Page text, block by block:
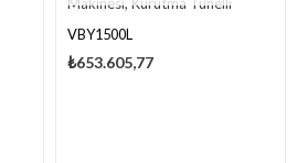
VBY1500L
₺653.605,77